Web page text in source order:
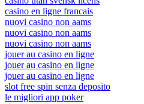
casino en ligne francais
nuovi casino non aams
nuovi casino non aams
nuovi casino non aams
jouer au casino en ligne
jouer au casino en ligne
jouer au casino en ligne
slot free spin senza deposito
le migliori app poker